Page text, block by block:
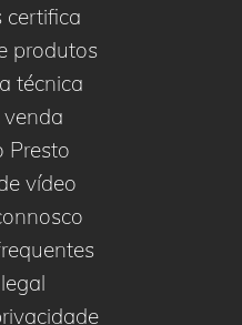
certifica
produtos
técnica
Presto
vídeo